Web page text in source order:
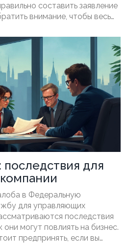
составить заявление
внимание, чтобы весь
задуматься о создании
жилья (ТСЖ). Здесь вы
подводных камнях, которые
для
в Федеральную
для управляющих
последствия
могут повлиять на бизнес.
предпринять, если вы